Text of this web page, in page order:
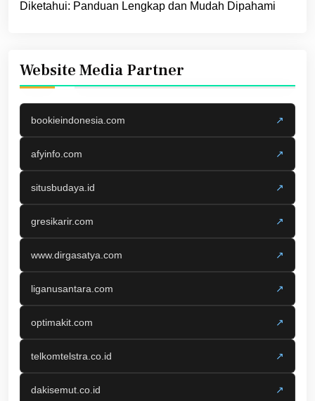
Diketahui: Panduan Lengkap dan Mudah Dipahami
Website Media Partner
bookieindonesia.com ↗
afyinfo.com ↗
situsbudaya.id ↗
gresikarir.com ↗
www.dirgasatya.com ↗
liganusantara.com ↗
optimakit.com ↗
telkomtelstra.co.id ↗
dakisemut.co.id ↗